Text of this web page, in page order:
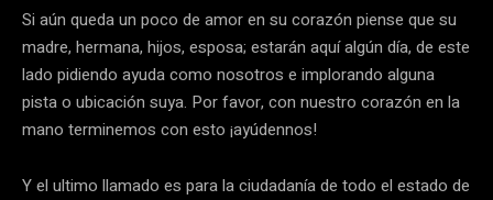
Si aún queda un poco de amor en su corazón piense que su
madre, hermana, hijos, esposa; estarán aquí algún día, de este
lado pidiendo ayuda como nosotros e implorando alguna
pista o ubicación suya. Por favor, con nuestro corazón en la
mano terminemos con esto ¡ayúdennos!
Y el ultimo llamado es para la ciudadanía de todo el estado de